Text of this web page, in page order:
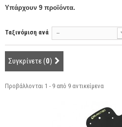
Υπάρχουν 9 προϊόντα.
Ταξινόμιση ανά --
Συγκρίνετε (0)
Προβάλλονται 1 - 9 από 9 αντικείμενα